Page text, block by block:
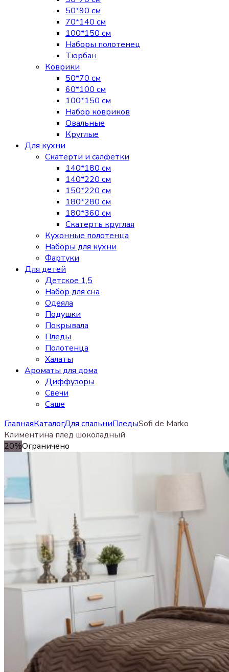
50*90 см
70*140 см
100*150 см
Наборы полотенец
Тюрбан
Коврики
50*70 см
60*100 см
100*150 см
Набор ковриков
Овальные
Круглые
Для кухни
Скатерти и салфетки
140*180 см
140*220 см
150*220 см
180*280 см
180*360 см
Скатерть круглая
Кухонные полотенца
Наборы для кухни
Фартуки
Для детей
Детское 1,5
Набор для сна
Одеяла
Подушки
Покрывала
Пледы
Полотенца
Халаты
Ароматы для дома
Диффузоры
Свечи
Cаше
ГлавнаяКаталогДля спальниПледыSofi de Marko
Климентина плед шоколадный
20%Ограничено